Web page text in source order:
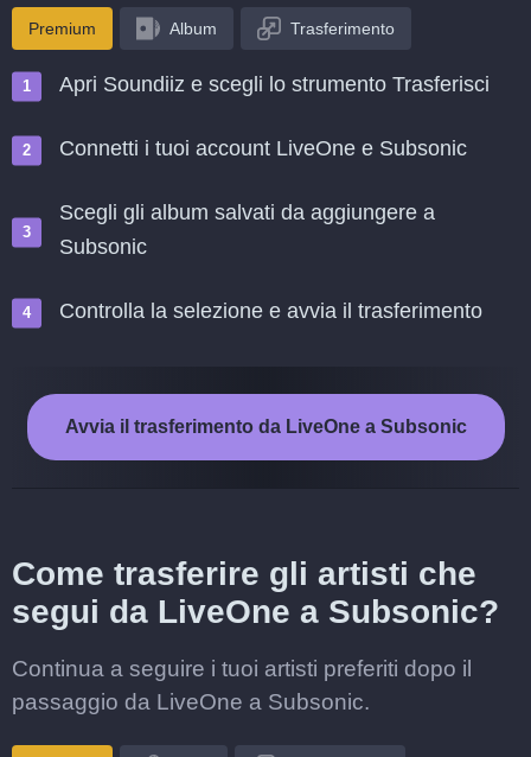
Premium Album Trasferimento
Apri Soundiiz e scegli lo strumento Trasferisci
Connetti i tuoi account LiveOne e Subsonic
Scegli gli album salvati da aggiungere a
Subsonic
Controlla la selezione e avvia il trasferimento
Avvia il trasferimento da LiveOne a Subsonic
Come trasferire gli artisti che
segui da LiveOne a Subsonic?
Continua a seguire i tuoi artisti preferiti dopo il
passaggio da LiveOne a Subsonic.